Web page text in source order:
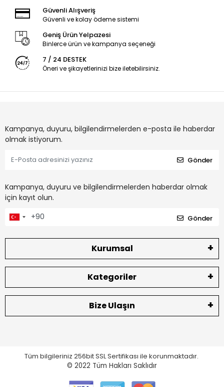
Güvenli Alışveriş
Güvenli ve kolay ödeme sistemi
Geniş Ürün Yelpazesi
Binlerce ürün ve kampanya seçeneği
7 / 24 DESTEK
Öneri ve şikayetlerinizi bize iletebilirsiniz.
Kampanya, duyuru, bilgilendirmelerden e-posta ile haberdar
olmak istiyorum.
Gönder
Kampanya, duyuru ve bilgilendirmelerden haberdar olmak
için kayıt olun.
Gönder
Kurumsal
Kategoriler
Bize Ulaşın
Tüm bilgileriniz 256bit SSL Sertifikası ile korunmaktadır.
© 2022 Tüm Hakları Saklıdır